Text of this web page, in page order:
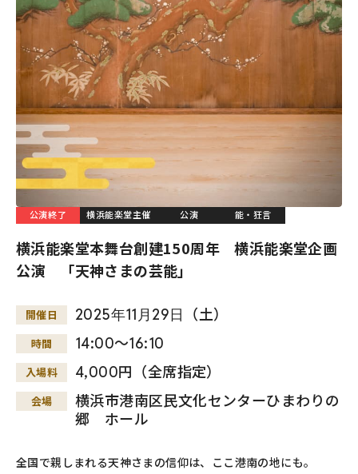
公演終了 横浜能楽堂主催 公演 能・狂言
横浜能楽堂本舞台創建150周年 横浜能楽堂企画
公演 「天神さまの芸能」
開催日 2025年11 月 29日 （土）
時間 14:00～16:10
入場料 4,000円（全席指定）
会場
横浜市港南区民文化センターひまわりの
郷 ホール
全国で親しまれる天神さまの信仰は、ここ港南の地にも。